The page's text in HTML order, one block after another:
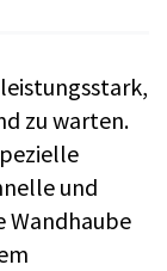
zu warten.
und
Wandhaube